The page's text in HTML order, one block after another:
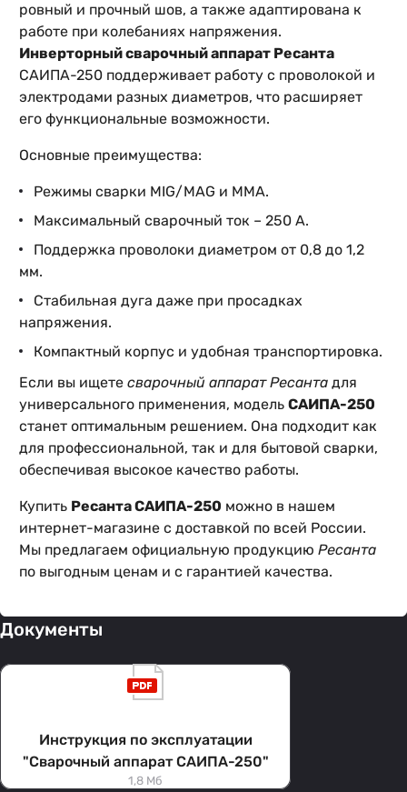
ровный и прочный шов, а также адаптирована к
работе при колебаниях напряжения.
Инверторный сварочный аппарат Ресанта
САИПА-250 поддерживает работу с проволокой и
электродами разных диаметров, что расширяет
его функциональные возможности.
Основные преимущества:
Режимы сварки MIG/MAG и MMA.
Максимальный сварочный ток – 250 А.
Поддержка проволоки диаметром от 0,8 до 1,2
мм.
Стабильная дуга даже при просадках
напряжения.
Компактный корпус и удобная транспортировка.
Если вы ищете сварочный аппарат Ресанта для
универсального применения, модель САИПА-250
станет оптимальным решением. Она подходит как
для профессиональной, так и для бытовой сварки,
обеспечивая высокое качество работы.
Купить Ресанта САИПА-250 можно в нашем
интернет-магазине с доставкой по всей России.
Мы предлагаем официальную продукцию Ресанта
по выгодным ценам и с гарантией качества.
Документы
Инструкция по эксплуатации
"Сварочный аппарат САИПА-250"
1,8 Мб